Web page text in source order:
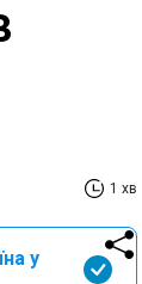
1 хв
у